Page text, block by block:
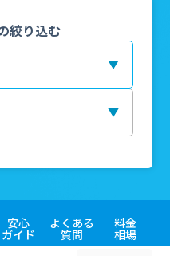
絞り込む
安心
ガイド
よくある
質問
料金
相場